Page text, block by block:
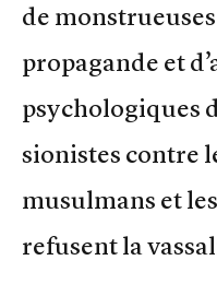
de
propagande et
psychologiques
sionistes contre
musulmans et
refusent la